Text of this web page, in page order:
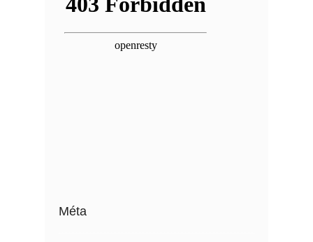
Méta